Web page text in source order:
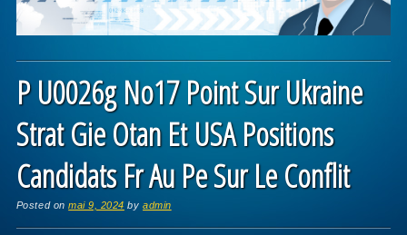
P U0026g No17 Point Sur Ukraine
Strat Gie Otan Et USA Positions
Candidats Fr Au Pe Sur Le Conflit
Posted onmai 9, 2024 byadmin